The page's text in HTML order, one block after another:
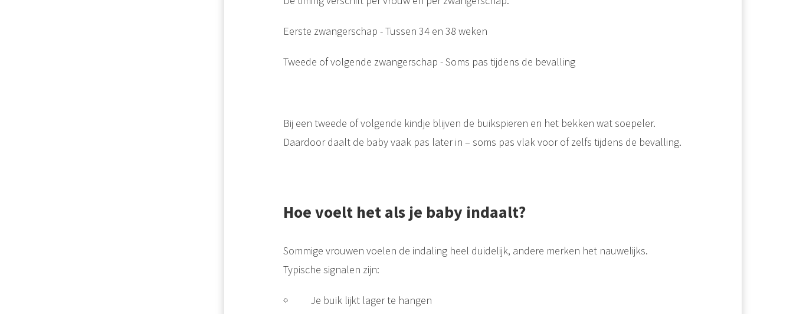
Eerste zwangerschap - Tussen 34 en 38 weken
Tweede of volgende zwangerschap - Soms pas tijdens de bevalling
Bij een tweede of volgende kindje blijven de buikspieren en het bekken wat soepeler.
Daardoor daalt de baby vaak pas later in – soms pas vlak voor of zelfs tijdens de bevalling.
Hoe voelt het als je baby indaalt?
Sommige vrouwen voelen de indaling heel duidelijk, andere merken het nauwelijks.
Typische signalen zijn:
Je buik lijkt lager te hangen